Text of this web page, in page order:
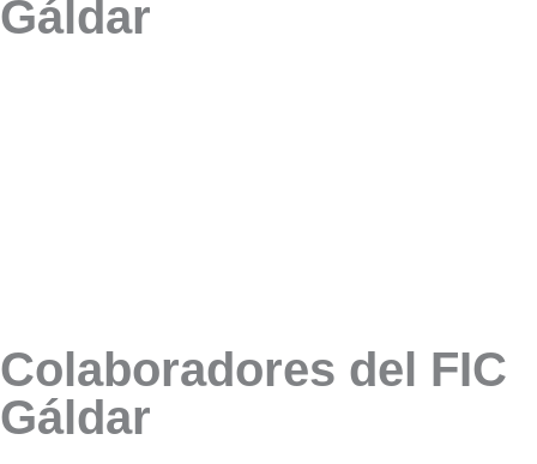
Gáldar
Colaboradores del FIC
Gáldar